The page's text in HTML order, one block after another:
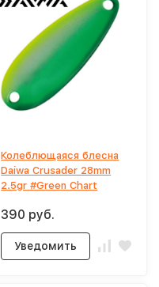
Колеблющаяся блесна
Daiwa Crusader 28mm
2.5gr #Green Chart
390 руб.
Уведомить